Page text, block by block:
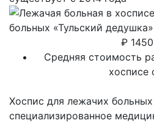
₽1450
Средняя стоимость
хосписе
Хоспис для лежачих
специализированное